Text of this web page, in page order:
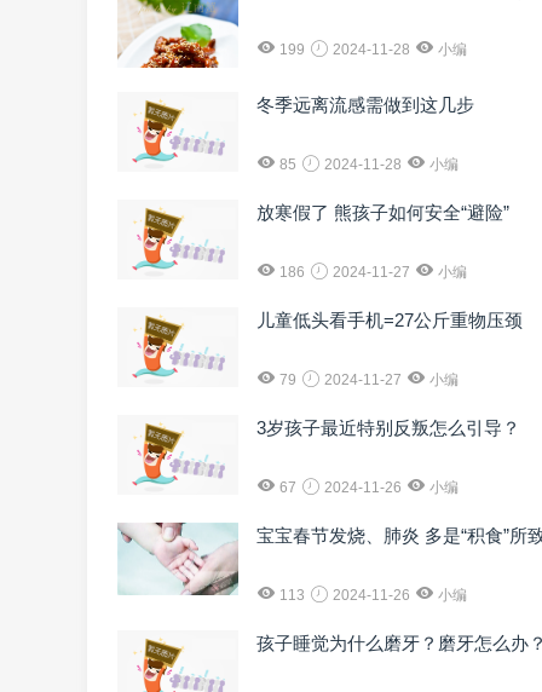
199 2024-11-28 小编
冬季远离流感需做到这几步
85 2024-11-28 小编
放寒假了 熊孩子如何安全“避险”
186 2024-11-27 小编
儿童低头看手机=27公斤重物压颈
79 2024-11-27 小编
3岁孩子最近特别反叛怎么引导？
67 2024-11-26 小编
宝宝春节发烧、肺炎 多是“积食”所
113 2024-11-26 小编
孩子睡觉为什么磨牙？磨牙怎么办